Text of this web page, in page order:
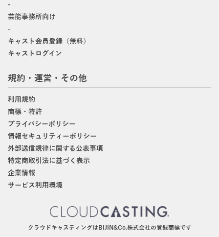
-
芸能事務所向け
-
キャスト会員登録（無料）
キャストログイン
規約・運営・その他
利用規約
商標・特許
プライバシーポリシー
情報セキュリティーポリシー
外部送信規律に関する公表事項
特定商取引法に基づく表示
企業情報
サービス利用環境
クラウドキャスティングはBIJIN&Co.株式会社の登録商標です